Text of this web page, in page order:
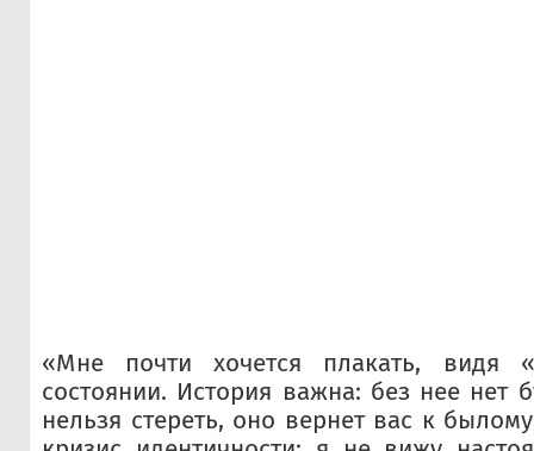
«Мне почти хочется плакать, видя
состоянии. История важна: без нее нет
нельзя стереть, оно вернет вас к